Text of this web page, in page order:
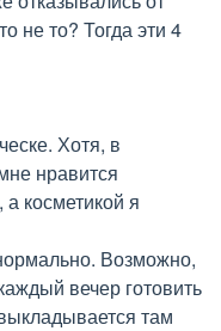
не то? Тогда эти 4
Хотя, в
нравится
косметикой я
Возможно,
вечер готовить
там